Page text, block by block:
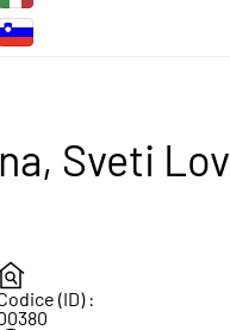
Sveti
(ID) :